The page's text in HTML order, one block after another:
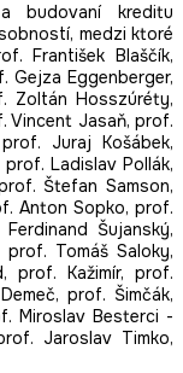
budovaní kreditu
medzi ktoré
František Blaščík,
Gejza Eggenberger,
Zoltán Hosszúréty,
Vincent Jasaň, prof.
Juraj Košábek,
Ladislav Pollák,
Štefan Samson,
Anton Sopko, prof.
Šujanský,
Tomáš Saloky,
prof. Kažimír, prof.
prof. Šimčák,
Miroslav Besterci -
Jaroslav Timko,